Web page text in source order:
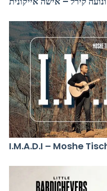
I.M.A.D.I – Moshe